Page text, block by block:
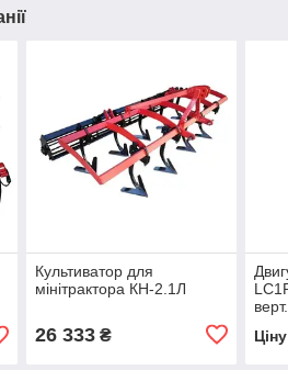
Культиватор для
мінітрактора КН-2.1Л
26 333₴